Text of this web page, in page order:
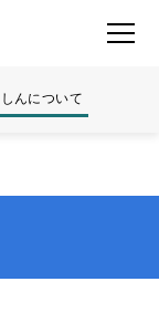
んについて